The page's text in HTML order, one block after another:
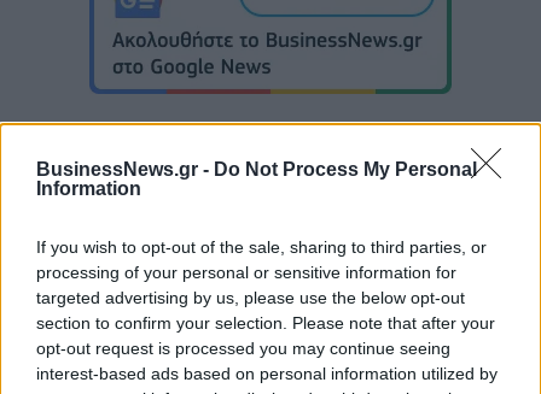
BusinessNews.gr - Do Not Process My Personal
Information
If you wish to opt-out of the sale, sharing to third parties, or
processing of your personal or sensitive information for
targeted advertising by us, please use the below opt-out
section to confirm your selection. Please note that after your
opt-out request is processed you may continue seeing
interest-based ads based on personal information utilized by
Εθνική Κορασίδων: Οι δηλώσεις
μετά τη νίκη επί της Δανίας και
πριν από τον ημιτελικό με τη
Νορβηγία
Όμιλος ΔΕΗ: Νέα συμφωνία για
χαρτοφυλάκιο έργων ΑΠΕ άνω
των 2 GW σε Πολωνία και